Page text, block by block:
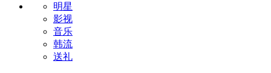
明星
影视
音乐
韩流
送礼